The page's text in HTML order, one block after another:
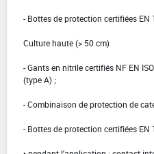
- Bottes de protection certifiées EN
Culture haute (> 50 cm)
- Gants en nitrile certifiés NF EN
(type A) ;
- Combinaison de protection de
- Bottes de protection certifiées EN